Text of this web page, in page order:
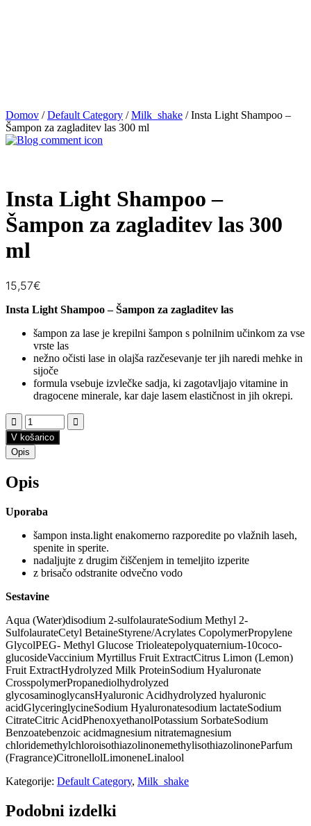
Domov /Default Category /Milk_shake / Insta Light Shampoo –
Šampon za zagladitev las 300 ml
Insta Light Shampoo –
Šampon za zagladitev las 300
ml
15,57€
Insta Light Shampoo – Šampon za zagladitev las
šampon za lase je krepilni šampon s polnilnim učinkom za vse
vrste las
nežno očisti lase in olajša razčesevanje ter jih naredi mehke in
sijoče
formula vsebuje izvlečke sadja, ki zagotavljajo vitamine in
dragocene minerale, kar daje lasem elastičnost in jih okrepi.
V košarico
Opis
Opis
Uporaba
šampon insta.light enakomerno razporedite po vlažnih laseh,
spenite in sperite.
nadaljujte z drugim čiščenjem in temeljito izperite
z brisačo odstranite odvečno vodo
Sestavine
Aqua (Water)disodium 2-sulfolaurateSodium Methyl 2-
SulfolaurateCetyl BetaineStyrene/Acrylates CopolymerPropylene
GlycolPEG- Methyl Glucose Trioleatepolyquaternium-10coco-
glucosideVaccinium Myrtillus Fruit ExtractCitrus Limon (Lemon)
Fruit ExtractHydrolyzed Milk ProteinSodium Hyaluronate
CrosspolymerPropanediolhydrolyzed
glycosaminoglycansHyaluronic Acidhydrolyzed hyaluronic
acidGlyceringlycineSodium Hyaluronatesodium lactateSodium
CitrateCitric AcidPhenoxyethanolPotassium SorbateSodium
Benzoatebenzoic acidmagnesium nitratemagnesium
chloridemethylchloroisothiazolinonemethylisothiazolinoneParfum
(Fragrance)CitronellolLimoneneLinalool
Kategorije: Default Category, Milk_shake
Podobni izdelki